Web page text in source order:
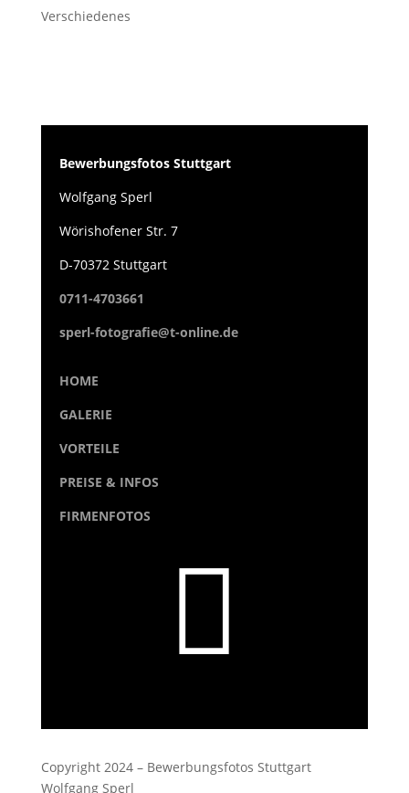
Verschiedenes
Bewerbungsfotos Stuttgart
Wolfgang Sperl
Wörishofener Str. 7
D-70372 Stuttgart
0711-4703661
sperl-fotografie@t-online.de
HOME
GALERIE
VORTEILE
PREISE & INFOS
FIRMENFOTOS

Copyright 2024 – Bewerbungsfotos Stuttgart
Wolfgang Sperl